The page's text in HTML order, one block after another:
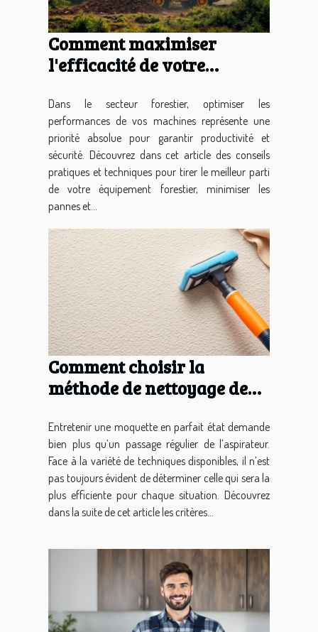
Comment maximiser
l'efficacité de votre
Dans le secteur forestier, optimiser les
performances de vos machines représente une
priorité absolue pour garantir productivité et
sécurité. Découvrez dans cet article des conseils
pratiques et techniques pour tirer le meilleur parti
de votre équipement forestier, minimiser les
pannes et...
Comment choisir la
méthode de nettoyage de
besoins ?
Entretenir une moquette en parfait état demande
bien plus qu’un passage régulier de l’aspirateur.
Face à la variété de techniques disponibles, il n’est
pas toujours évident de déterminer celle qui sera la
plus efficiente pour chaque situation. Découvrez
dans la suite de cet article les critères...